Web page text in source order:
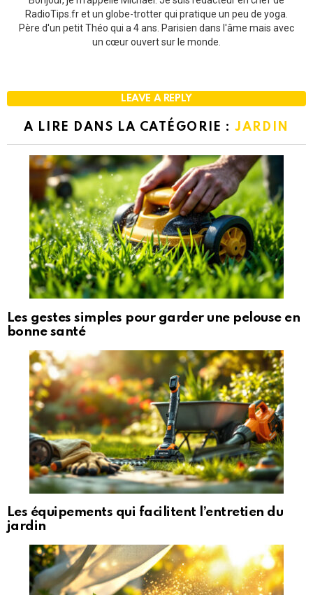
RadioTips.fr et un globe-trotter qui pratique un peu de yoga.
Père d'un petit Théo qui a 4 ans. Parisien dans l'âme mais avec
un cœur ouvert sur le monde.
LEAVE A REPLY
A LIRE DANS LA CATÉGORIE :JARDIN
Les gestes simples pour garder une pelouse en
bonne santé
Les équipements qui facilitent l’entretien du
jardin